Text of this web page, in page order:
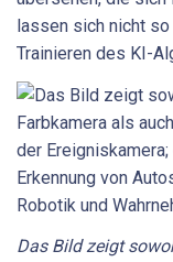
lassen sich nicht
Trainieren des KI-
Das Bild zeigt